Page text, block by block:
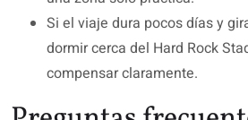
Si el viaje dura pocos días y
dormir cerca del Hard Rock
compensar claramente.